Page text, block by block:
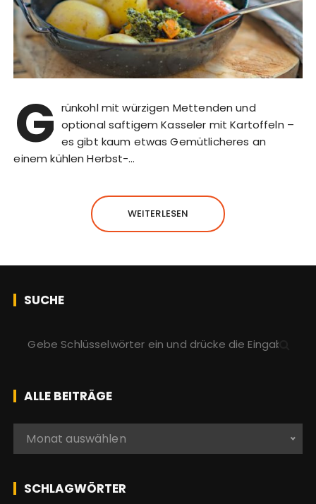
G rünkohl mit würzigen Mettenden und
optional saftigem Kasseler mit Kartoffeln –
es gibt kaum etwas Gemütlicheres an
einem kühlen Herbst-…
WEITERLESEN
SUCHE
h
e
n
c
:
ALLE BEITRÄGE
e
Monat auswählen
SCHLAGWÖRTER